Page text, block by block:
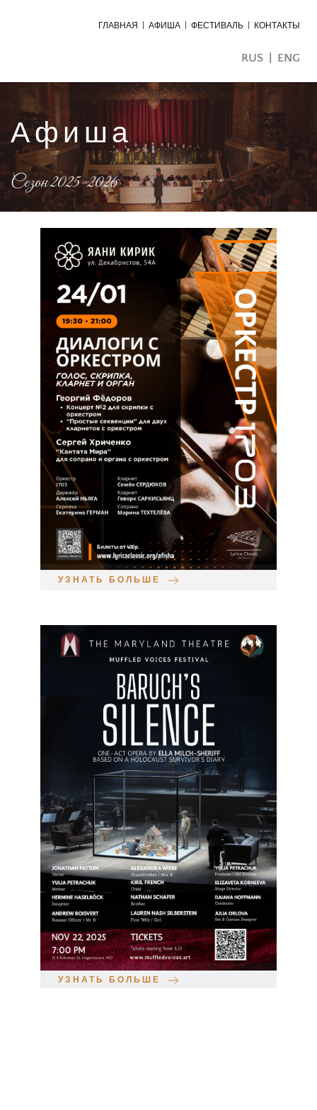
ГЛАВНАЯ АФИША
  |
ФЕСТИВАЛЬ  | КОНТАКТЫ
RUS
  |
ENG
Афиша
Сезон 2025-2026
УЗНАТЬ БОЛЬШЕ
УЗНАТЬ БОЛЬШЕ